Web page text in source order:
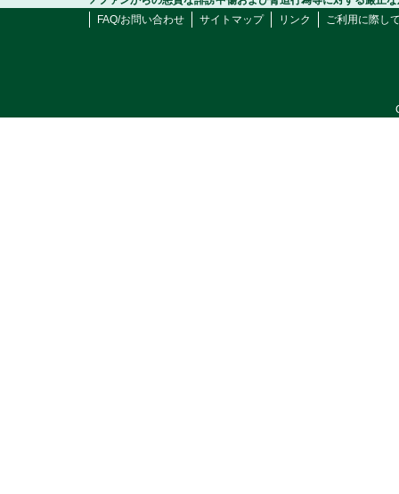
FAQ/お問い合わせ
サイトマップ リンク ご利用に際し